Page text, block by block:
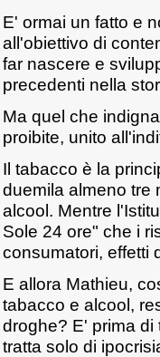
E' ormai un fatto e
all'obiettivo di
far nascere e
precedenti nella
Ma quel che
proibite, unito
Il tabacco è la
duemila almeno tre
alcool. Mentre
Sole 24 ore" che i
consumatori, effetti
E allora Mathieu,
tabacco e alcool,
droghe? E' prima di
tratta solo di